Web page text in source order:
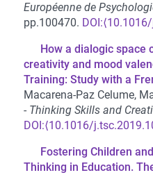
Européenne de
pp.100470.
How a dialogic space
creativity and mood
Training: Study with a
Macarena-Paz Celume,
Thinking Skills and
⟨10.1016/
Fostering Children
Thinking in Education.